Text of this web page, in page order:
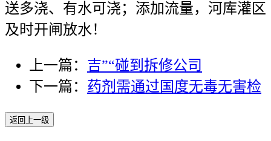
送多浇、有水可浇；添加流量，河库灌区
及时开闸放水！
上一篇： 吉”“碰到拆修公司
下一篇： 药剂需通过国度无毒无害检
返回上一级